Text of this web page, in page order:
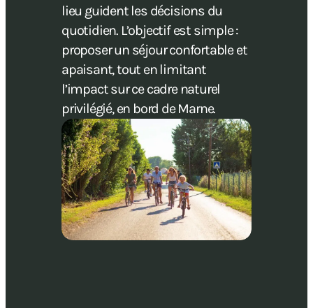
lieu guident les décisions du
quotidien. L’objectif est simple :
proposer un séjour confortable et
apaisant, tout en limitant
l’impact sur ce cadre naturel
privilégié, en bord de Marne.